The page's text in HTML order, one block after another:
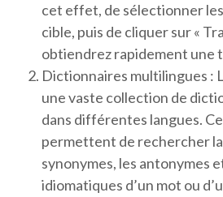
cet effet, de sélectionner
cible, puis de cliquer sur «
obtiendrez rapidement une
Dictionnaires multilingues :
une vaste collection de
dans différentes langues.
permettent de rechercher
synonymes, les antonymes
idiomatiques d’un mot ou